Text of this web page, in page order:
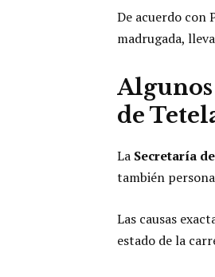
De acuerdo con
madrugada,
Algunos
de
La Secretaría
también
Las causas
estado de la